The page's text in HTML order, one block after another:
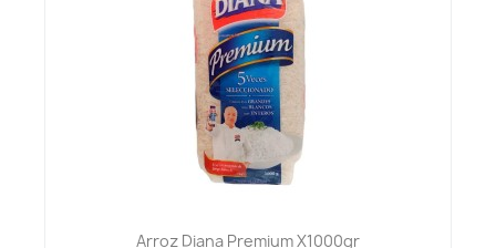
Arroz Diana Premium X1000gr